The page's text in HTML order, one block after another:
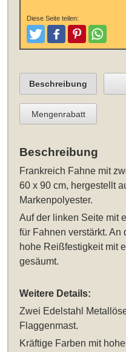
Diese Seite teilen:
TweetenPostenPinterestTeilen
Beschreibung
Mengenrabatt
Beschreibung
Frankreich Fahne mit
60 x 90 cm, hergestellt
Markenpolyester.
Auf der linken Seite mit
für Fahnen verstärkt.
hohe Reißfestigkeit mit
gesäumt.
Weitere Details:
Zwei Edelstahl
Flaggenmast.
Kräftige Farben mit